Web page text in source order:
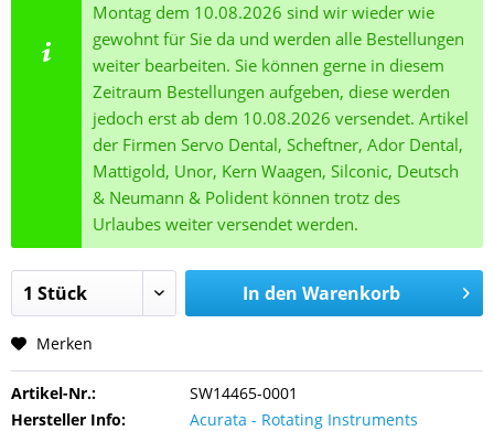
Montag dem 10.08.2026 sind wir wieder wie
gewohnt für Sie da und werden alle Bestellungen
weiter bearbeiten. Sie können gerne in diesem
Zeitraum Bestellungen aufgeben, diese werden
jedoch erst ab dem 10.08.2026 versendet. Artikel
der Firmen Servo Dental, Scheftner, Ador Dental,
Mattigold, Unor, Kern Waagen, Silconic, Deutsch
& Neumann & Polident können trotz des
Urlaubes weiter versendet werden.
In den Warenkorb
Merken
Artikel-Nr.:
SW14465-0001
Hersteller Info:
Acurata - Rotating Instruments